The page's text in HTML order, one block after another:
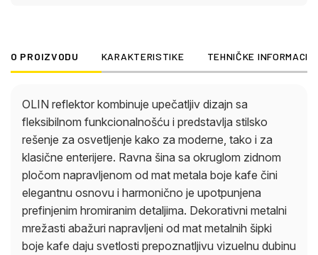
E27 grlu, možete pojedinačno birati izvore svetlosti
O PROIZVODU KARAKTERISTIKE TEHNIČKE
OLIN reflektor kombinuje upečatljiv dizajn sa
fleksibilnom funkcionalnošću i predstavlja stilsko
rešenje za osvetljenje kako za moderne, tako i za
klasične enterijere. Ravna šina sa okruglom zidnom
pločom napravljenom od mat metala boje kafe čini
elegantnu osnovu i harmonično je upotpunjena
prefinjenim hromiranim detaljima. Dekorativni metalni
mrežasti abažuri napravljeni od mat metalnih šipki
boje kafe daju svetlosti prepoznatljivu vizuelnu dubinu